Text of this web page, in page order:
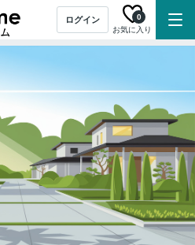
ログイン
お気に入り
0